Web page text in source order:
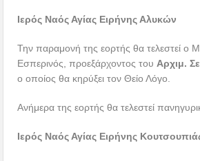
Ιερός Ναός Αγίας Ειρήνης Αλυκών
Την παραμονή της εορτής θα τελεστεί ο
Εσπερινός, προεξάρχοντος του Αρχιμ.
ο οποίος θα κηρύξει τον Θείο Λόγο.
Ανήμερα της εορτής θα τελεστεί
Ιερός Ναός Αγίας Ειρήνης